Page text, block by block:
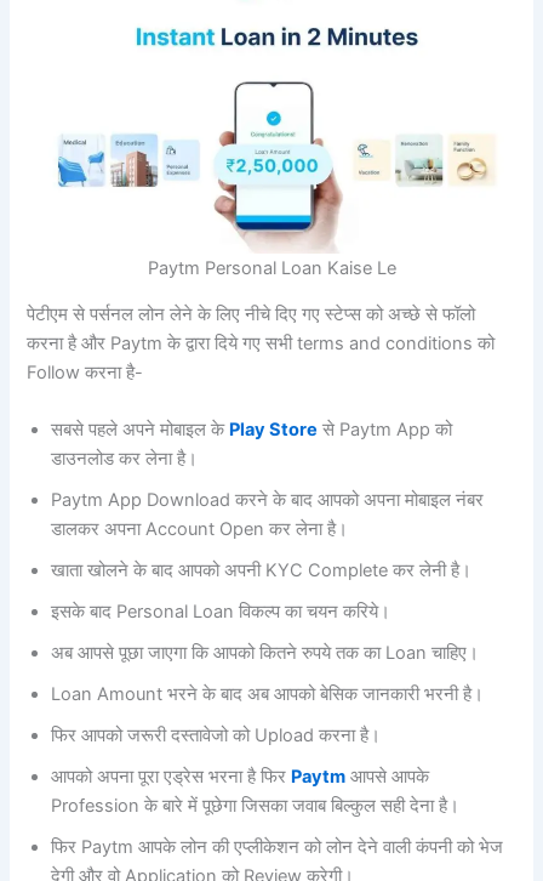
Paytm Personal Loan Kaise Le
पेटीएम से पर्सनल लोन लेने के लिए नीचे दिए गए स्टेप्स को अच्छे से फॉलो
करना है और Paytm के द्वारा दिये गए सभी terms and conditions को
Follow करना है-
सबसे पहले अपने मोबाइल के Play Store से Paytm App को
डाउनलोड कर लेना है।
Paytm App Download करने के बाद आपको अपना मोबाइल नंबर
डालकर अपना Account Open कर लेना है।
खाता खोलने के बाद आपको अपनी KYC Complete कर लेनी है।
इसके बाद Personal Loan विकल्प का चयन करिये।
अब आपसे पूछा जाएगा कि आपको कितने रुपये तक का Loan चाहिए।
Loan Amount भरने के बाद अब आपको बेसिक जानकारी भरनी है।
फिर आपको जरूरी दस्तावेजो को Upload करना है।
आपको अपना पूरा एड्रेस भरना है फिर Paytm आपसे आपके
Profession के बारे में पूछेगा जिसका जवाब बिल्कुल सही देना है।
फिर Paytm आपके लोन की एप्लीकेशन को लोन देने वाली कंपनी को भेज